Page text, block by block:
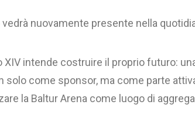
nuovamente presente nella
intende costruire il proprio futuro:
come sponsor, ma come parte
la Baltur Arena come luogo di